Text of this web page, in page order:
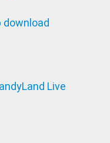
download
Live